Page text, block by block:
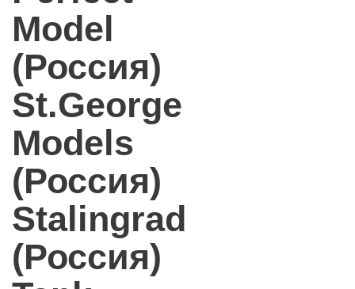
Model
(Россия)
St.George
Models
(Россия)
Stalingrad
(Россия)